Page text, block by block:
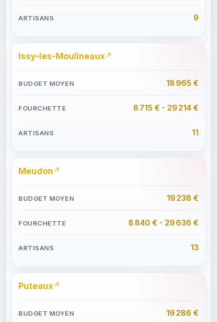
9
Issy-les-Moulineaux
18 965 €
8 715 € - 29 214 €
11
Meudon
19 238 €
8 840 € - 29 636 €
13
Puteaux
19 286 €